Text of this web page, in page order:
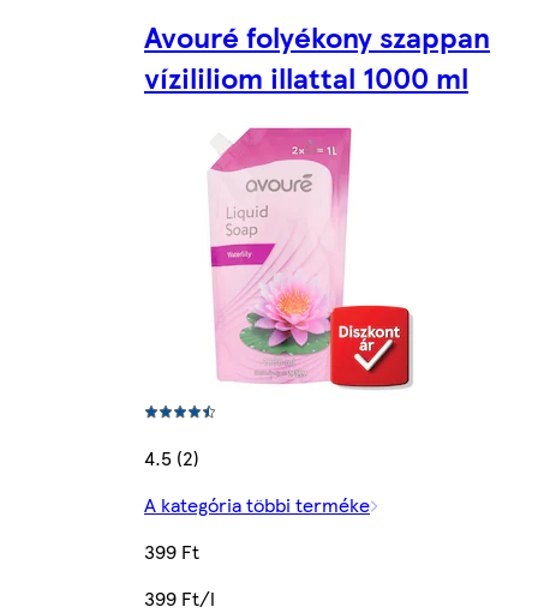
Avouré folyékony szappan
vízililiom illattal 1000 ml
4.5 (2)
A kategória többi terméke
399 Ft
399 Ft/l